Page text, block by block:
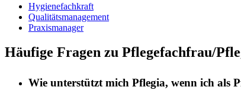
Hygienefachkraft
Qualitätsmanagement
Praxismanager
Häufige Fragen zu Pflegefachfrau/
Wie unterstützt mich Pflegia, wenn ich als